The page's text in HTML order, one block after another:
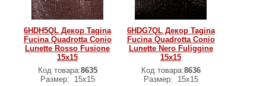
6HDH5QL Декор Tagina
Fucina Quadrotta Conio
Lunette Rosso Fusione
15x15
Код товара:8635
Размер:
15x15
6HDG7QL Декор Tagina
Fucina Quadrotta Conio
Lunette Nero Fuliggine
15x15
Код товара:8636
Размер:
15x15